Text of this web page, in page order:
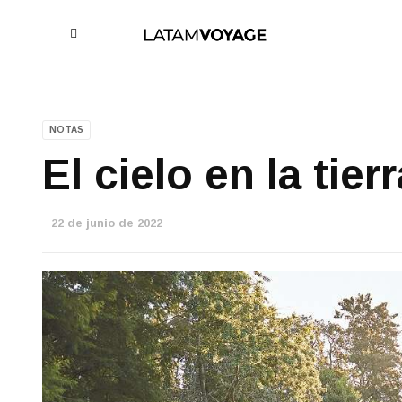
NOTAS
El cielo en la
22 de junio de 2022